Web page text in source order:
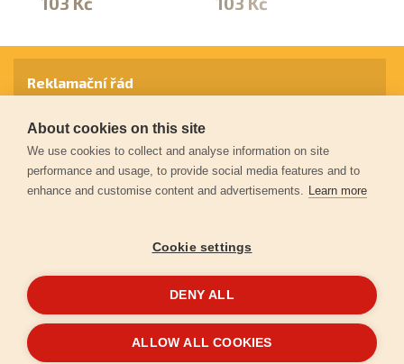
© 2026Extol.cz- Všechna práva vyhrazena
Reklamační řád
Záruční podmínky
Ochrana osobních údajů
VytvořiloFEO
About cookies on this site
We use cookies to collect and analyse information on site
performance and usage, to provide social media features and to
enhance and customise content and advertisements. Learn more
Cookie settings
DENY ALL
ALLOW ALL COOKIES